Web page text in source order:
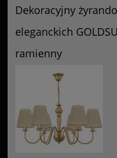
Dekoracyjny
eleganckich
ramienny